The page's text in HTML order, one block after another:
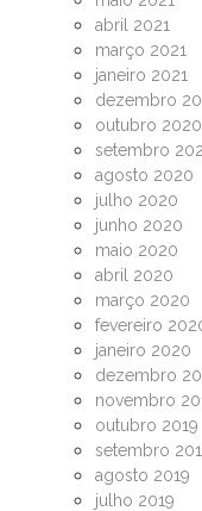
abril 2021
março 2021
janeiro 2021
dezembro
outubro 2020
setembro
agosto 2020
julho 2020
junho 2020
maio 2020
abril 2020
março 2020
fevereiro
janeiro 2020
dezembro
novembro
outubro 2019
setembro
agosto 2019
julho 2019